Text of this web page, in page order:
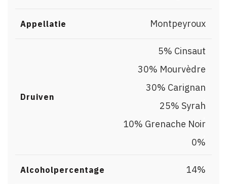
Appellatie Montpeyroux
Druiven
0%
10% Grenache Noir
25% Syrah
30% Carignan
30% Mourvèdre
5% Cinsaut
Alcoholpercentage 14%